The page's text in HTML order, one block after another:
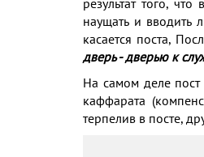
наущать и вводить
касается поста,
дверь - дверью к
На самом деле пост
каффарата
терпелив в посте,